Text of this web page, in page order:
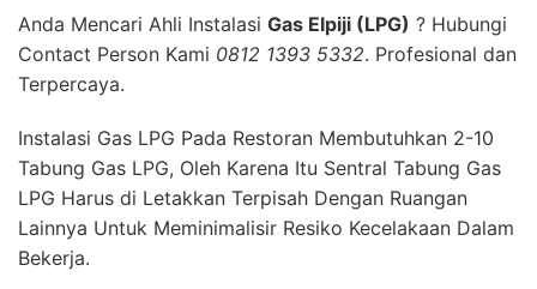
Anda Mencari Ahli Instalasi Gas Elpiji (LPG) ? Hubungi
Contact Person Kami 0812 1393 5332. Profesional dan
Terpercaya.
Instalasi Gas LPG Pada Restoran Membutuhkan 2-10
Tabung Gas LPG, Oleh Karena Itu Sentral Tabung Gas
LPG Harus di Letakkan Terpisah Dengan Ruangan
Lainnya Untuk Meminimalisir Resiko Kecelakaan Dalam
Bekerja.